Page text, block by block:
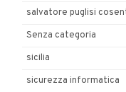
salvatore puglisi
Senza categoria
sicilia
sicurezza informatica